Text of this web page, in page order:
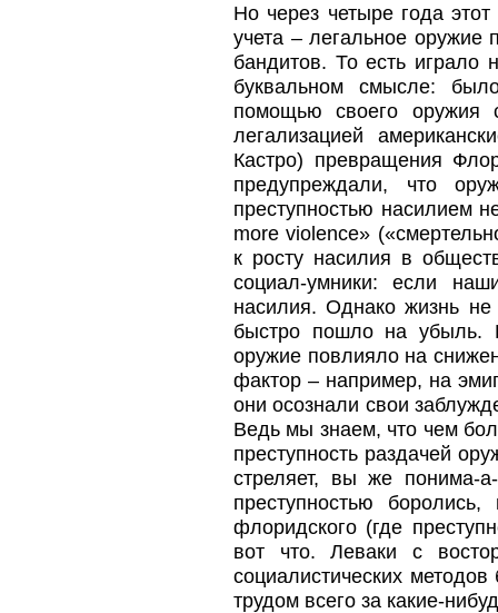
Но через четыре года
учета – легальное оружие
бандитов. То есть играло
буквальном смысле:
помощью своего оружия
легализацией
Кастро) превращения
предупреждали, что
преступностью насилием
more violence»
к росту насилия в
социал-умники: если
насилия. Однако жизнь не
быстро пошло на убыль.
оружие повлияло на
фактор – например, на
они осознали свои
Ведь мы знаем, что чем
преступность раздачей
стреляет, вы же понима-
преступностью
флоридского (где
вот что. Леваки с
социалистических
трудом всего за какие-